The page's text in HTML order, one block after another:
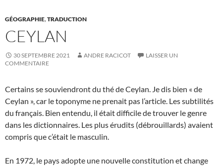
GÉOGRAPHIE,TRADUCTION
CEYLAN
30 SEPTEMBRE 2021 ANDRE RACICOT
LAISSER UN
COMMENTAIRE
Certains se souviendront du thé de Ceylan. Je dis bien « de
Ceylan », car le toponyme ne prenait pas l’article. Les subtilités
du français. Bien entendu, il était difficile de trouver le genre
dans les dictionnaires. Les plus érudits (débrouillards) avaient
compris que c’était le masculin.
En 1972, le pays adopte une nouvelle constitution et change